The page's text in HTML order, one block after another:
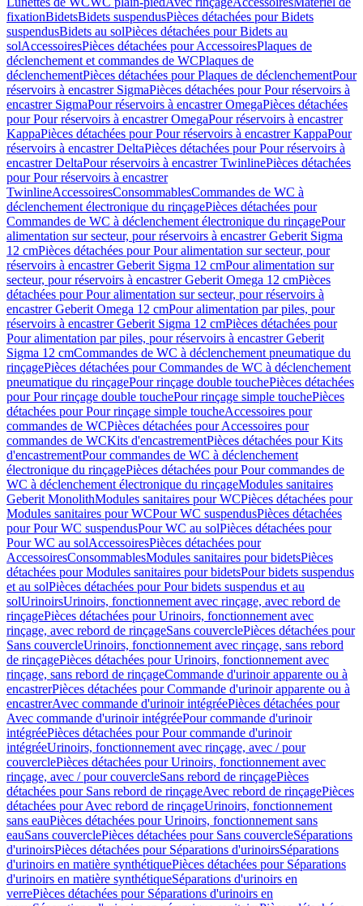
fixationBidetsBidets suspendusPièces détachées pour Bidets
suspendusBidets au solPièces détachées pour Bidets au
solAccessoiresPièces détachées pour AccessoiresPlaques de
déclenchement et commandes de WCPlaques de
déclenchementPièces détachées pour Plaques de déclenchementPour
réservoirs à encastrer SigmaPièces détachées pour Pour réservoirs à
encastrer SigmaPour réservoirs à encastrer OmegaPièces détachées
pour Pour réservoirs à encastrer OmegaPour réservoirs à encastrer
KappaPièces détachées pour Pour réservoirs à encastrer KappaPour
réservoirs à encastrer DeltaPièces détachées pour Pour réservoirs à
encastrer DeltaPour réservoirs à encastrer TwinlinePièces détachées
pour Pour réservoirs à encastrer
TwinlineAccessoiresConsommablesCommandes de WC à
déclenchement électronique du rinçagePièces détachées pour
Commandes de WC à déclenchement électronique du rinçagePour
alimentation sur secteur, pour réservoirs à encastrer Geberit Sigma
12 cmPièces détachées pour Pour alimentation sur secteur, pour
réservoirs à encastrer Geberit Sigma 12 cmPour alimentation sur
secteur, pour réservoirs à encastrer Geberit Omega 12 cmPièces
détachées pour Pour alimentation sur secteur, pour réservoirs à
encastrer Geberit Omega 12 cmPour alimentation par piles, pour
réservoirs à encastrer Geberit Sigma 12 cmPièces détachées pour
Pour alimentation par piles, pour réservoirs à encastrer Geberit
Sigma 12 cmCommandes de WC à déclenchement pneumatique du
rinçagePièces détachées pour Commandes de WC à déclenchement
pneumatique du rinçagePour rinçage double touchePièces détachées
pour Pour rinçage double touchePour rinçage simple touchePièces
détachées pour Pour rinçage simple toucheAccessoires pour
commandes de WCPièces détachées pour Accessoires pour
commandes de WCKits d'encastrementPièces détachées pour Kits
d'encastrementPour commandes de WC à déclenchement
électronique du rinçagePièces détachées pour Pour commandes de
WC à déclenchement électronique du rinçageModules sanitaires
Geberit MonolithModules sanitaires pour WCPièces détachées pour
Modules sanitaires pour WCPour WC suspendusPièces détachées
pour Pour WC suspendusPour WC au solPièces détachées pour
Pour WC au solAccessoiresPièces détachées pour
AccessoiresConsommablesModules sanitaires pour bidetsPièces
détachées pour Modules sanitaires pour bidetsPour bidets suspendus
et au solPièces détachées pour Pour bidets suspendus et au
solUrinoirsUrinoirs, fonctionnement avec rinçage, avec rebord de
rinçagePièces détachées pour Urinoirs, fonctionnement avec
rinçage, avec rebord de rinçageSans couverclePièces détachées pour
Sans couvercleUrinoirs, fonctionnement avec rinçage, sans rebord
de rinçagePièces détachées pour Urinoirs, fonctionnement avec
rinçage, sans rebord de rinçageCommande d'urinoir apparente ou à
encastrerPièces détachées pour Commande d'urinoir apparente ou à
encastrerAvec commande d'urinoir intégréePièces détachées pour
Avec commande d'urinoir intégréePour commande d'urinoir
intégréePièces détachées pour Pour commande d'urinoir
intégréeUrinoirs, fonctionnement avec rinçage, avec / pour
couverclePièces détachées pour Urinoirs, fonctionnement avec
rinçage, avec / pour couvercleSans rebord de rinçagePièces
détachées pour Sans rebord de rinçageAvec rebord de rinçagePièces
détachées pour Avec rebord de rinçageUrinoirs, fonctionnement
sans eauPièces détachées pour Urinoirs, fonctionnement sans
eauSans couverclePièces détachées pour Sans couvercleSéparations
d'urinoirsPièces détachées pour Séparations d'urinoirsSéparations
d'urinoirs en matière synthétiquePièces détachées pour Séparations
d'urinoirs en matière synthétiqueSéparations d'urinoirs en
verrePièces détachées pour Séparations d'urinoirs en